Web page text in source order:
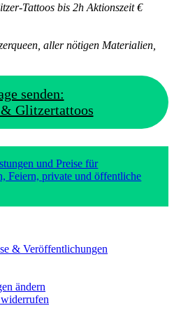
Tattoos bis 2h Aktionszeit €
aller nötigen Materialien,
senden:
Glitzertattoos
und Preise für
Feiern, private und öffentliche
& Veröffentlichungen
ändern